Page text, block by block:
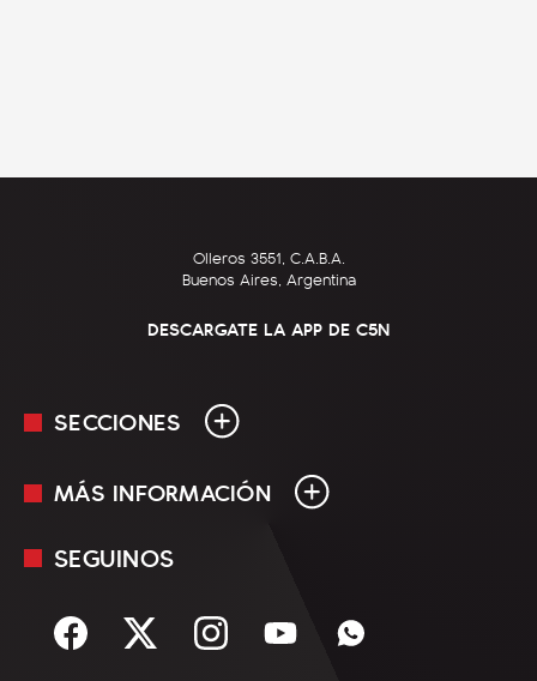
Olleros 3551, C.A.B.A.
Buenos Aires, Argentina
DESCARGATE LA APP DE C5N
SECCIONES
En Vivo
Sociedad
MÁS INFORMACIÓN
Mediakit
Términos y condiciones
SEGUINOS